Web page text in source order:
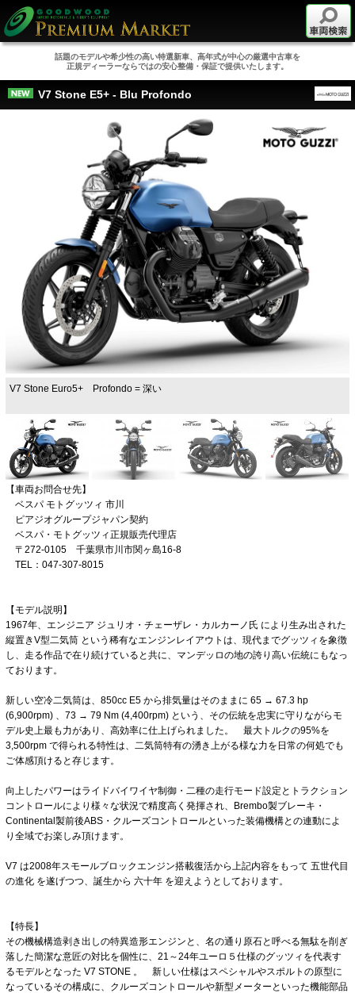
話題のモデルや希少性の高い特選新車、高年式が中心の厳選中古車を
正規ディーラーならではの安心整備・保証で提供いたします。
V7 Stone E5+ - Blu Profondo
V7 Stone Euro5+ Profondo = 深い
【車両お問合せ先】
ベスパ モトグッツィ 市川
ピアジオグループジャパン契約
ベスパ・モトグッツィ正規販売代理店
〒272-0105 千葉県市川市関ヶ島16-8
TEL：047-307-8015
【モデル説明】
1967年、エンジニア ジュリオ・チェーザレ・カルカーノ氏 により生み出された
縦置きV型二気筒 という稀有なエンジンレイアウトは、現代までグッツィを象徴
し、走る作品で在り続けていると共に、マンデッロの地の誇り高い伝統にもなっ
ております。
新しい空冷二気筒は、850cc E5 から排気量はそのままに 65 → 67.3 hp
(6,900rpm) 、73 → 79 Nm (4,400rpm) という、その伝統を忠実に守りながらモ
デル史上最も力があり、高効率に仕上げられました。 最大トルクの95%を
3,500rpm で得られる特性は、二気筒特有の湧き上がる様な力を日常の何処でも
ご体感頂けると存じます。
向上したパワーはライドバイワイヤ制御・二種の走行モード設定とトラクション
コントロールにより様々な状況で精度高く発揮され、Brembo製ブレーキ・
Continental製前後ABS・クルーズコントロールといった装備機構との連動によ
り全域でお楽しみ頂けます。
V7 は2008年スモールブロックエンジン搭載復活から上記内容をもって 五世代目
の進化 を遂げつつ、誕生から 六十年 を迎えようとしております。
【特長】
その機械構造剥き出しの特異造形エンジンと、名の通り原石と呼べる無駄を削ぎ
落した簡潔な意匠の対比を個性に、21～24年ユーロ５仕様のグッツィを代表す
るモデルとなった V7 STONE 。 新しい仕様はスペシャルやスポルトの原型に
なっているその構成に、クルーズコントロールや新型メーターといった機能部品